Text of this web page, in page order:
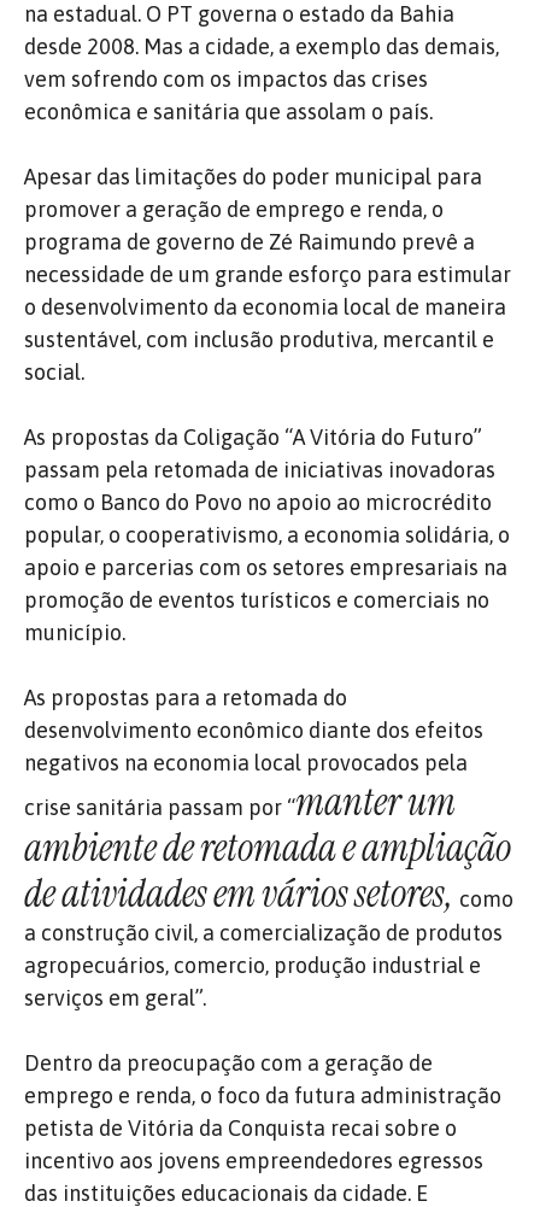
na estadual. O PT governa o estado da Bahia
desde 2008. Mas a cidade, a exemplo das demais,
vem sofrendo com os impactos das crises
econômica e sanitária que assolam o país.
Apesar das limitações do poder municipal para
promover a geração de emprego e renda, o
programa de governo de Zé Raimundo prevê a
necessidade de um grande esforço para estimular
o desenvolvimento da economia local de maneira
sustentável, com inclusão produtiva, mercantil e
social.
As propostas da Coligação “A Vitória do Futuro”
passam pela retomada de iniciativas inovadoras
como o Banco do Povo no apoio ao microcrédito
popular, o cooperativismo, a economia solidária, o
apoio e parcerias com os setores empresariais na
promoção de eventos turísticos e comerciais no
município.
As propostas para a retomada do
desenvolvimento econômico diante dos efeitos
negativos na economia local provocados pela
crise sanitária passam por “manter um
ambiente de retomada e ampliação
de atividades em vários setores, como
a construção civil, a comercialização de produtos
agropecuários, comercio, produção industrial e
serviços em geral”.
Dentro da preocupação com a geração de
emprego e renda, o foco da futura administração
petista de Vitória da Conquista recai sobre o
incentivo aos jovens empreendedores egressos
das instituições educacionais da cidade. E